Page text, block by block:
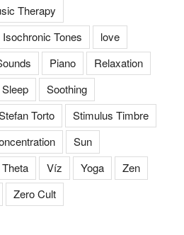
Therapy
Isochronic Tones
love
Piano
Relaxation
Sleep
Soothing
Torto
Stimulus Timbre
Sun
Theta Víz Yoga
Zen
Zero Cult